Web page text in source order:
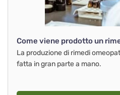
Come viene prodotto un
La produzione di rimedi
fatta in gran parte a mano.